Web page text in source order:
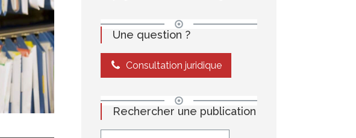
Une question ?
Consultation juridique
Rechercher une publication